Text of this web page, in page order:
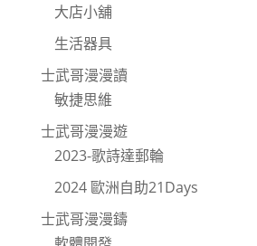
大店小舖
生活器具
士武哥漫漫讀
敏捷思維
士武哥漫漫遊
2023-歌詩達郵輪
2024 歐洲自助21Days
士武哥漫漫鑄